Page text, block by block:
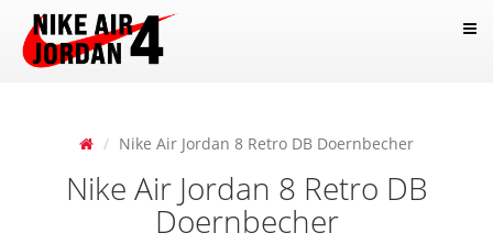
Nike Air Jordan 8 Retro DB Doernbecher
Nike Air Jordan 8 Retro DB
Doernbecher